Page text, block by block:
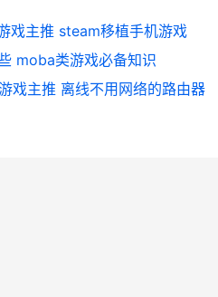
戏主推 steam移植手机游戏
moba类游戏必备知识
戏主推 离线不用网络的路由器